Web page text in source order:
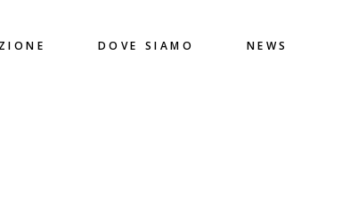
DOVE SIAMO NEWS